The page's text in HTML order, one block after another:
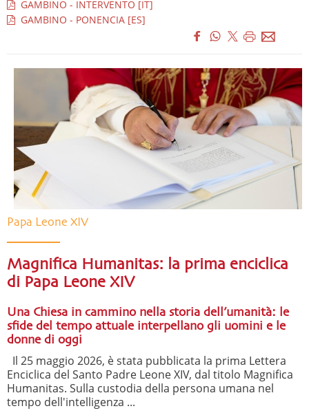
GAMBINO - INTERVENTO [IT]
GAMBINO - PONENCIA [ES]
Papa Leone XIV
Magnifica Humanitas: la prima enciclica
di Papa Leone XIV
Una Chiesa in cammino nella storia dell’umanità: le
sfide del tempo attuale interpellano gli uomini e le
donne di oggi
Il 25 maggio 2026, è stata pubblicata la prima Lettera
Enciclica del Santo Padre Leone XIV, dal titolo Magnifica
Humanitas. Sulla custodia della persona umana nel
tempo dell'intelligenza ...